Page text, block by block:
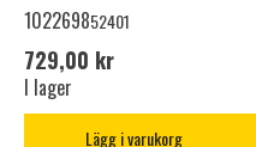
102269852401
729,00 kr
I lager
Lägg i varukorg